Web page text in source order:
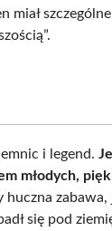
miał szczególne
i legend.
młodych,
huczna zabawa,
się pod